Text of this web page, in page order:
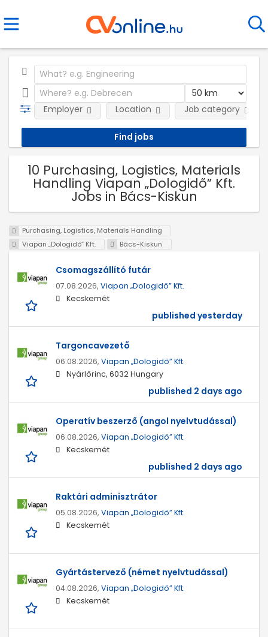
Employer Location Job category
10 Purchasing, Logistics, Materials
Handling Viapan „Dologidő” Kft.
Jobs in Bács-Kiskun
Purchasing, Logistics, Materials Handling
Viapan „Dologidő” Kft.
Bács-Kiskun
Csomagszállító futár
07.08.2026, Viapan „Dologidő” Kft.
Kecskemét
published yesterday
Targoncavezető
06.08.2026, Viapan „Dologidő” Kft.
Nyárlőrinc, 6032 Hungary
published 2 days ago
Operatív beszerző (angol nyelvtudással)
06.08.2026, Viapan „Dologidő” Kft.
Kecskemét
published 2 days ago
Raktári adminisztrátor
05.08.2026, Viapan „Dologidő” Kft.
Kecskemét
Gyártástervező (német nyelvtudással)
04.08.2026, Viapan „Dologidő” Kft.
Kecskemét